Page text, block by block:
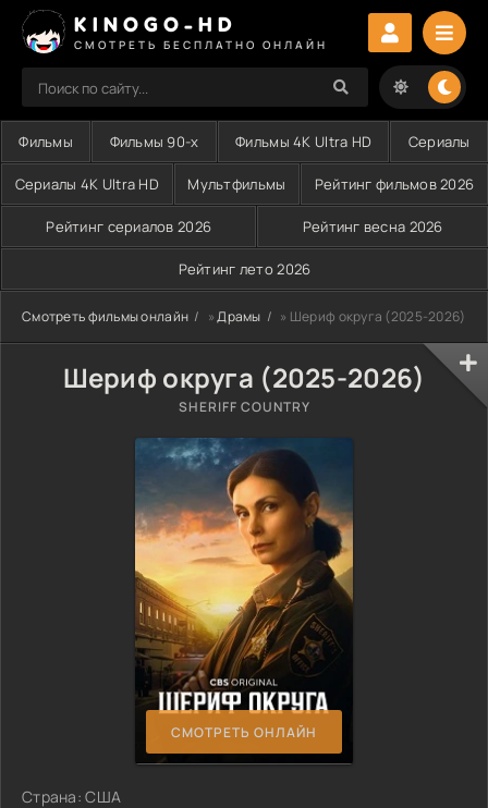
KINOGO-HD
СМОТРЕТЬ БЕСПЛАТНО ОНЛАЙН
Фильмы Фильмы 90-х Фильмы 4K Ultra HD Сериалы
Сериалы 4K Ultra HD Мультфильмы Рейтинг фильмов 2026
Рейтинг сериалов 2026 Рейтинг весна 2026
Рейтинг лето 2026
Смотреть фильмы онлайн »Драмы » Шериф округа (2025-2026)
Шериф округа (2025-2026)
SHERIFF COUNTRY
СМОТРЕТЬ ОНЛАЙН
Страна: США